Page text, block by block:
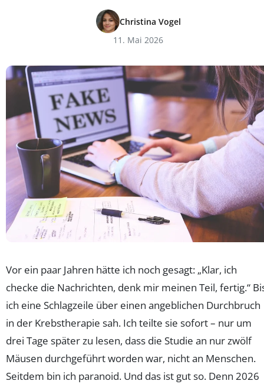
Christina Vogel
11. Mai 2026
Vor ein paar Jahren hätte ich noch gesagt: „Klar, ich
checke die Nachrichten, denk mir meinen Teil, fertig.“
ich eine Schlagzeile über einen angeblichen Durchbruch
in der Krebstherapie sah. Ich teilte sie sofort – nur um
drei Tage später zu lesen, dass die Studie an nur zwölf
Mäusen durchgeführt worden war, nicht an Menschen.
Seitdem bin ich paranoid. Und das ist gut so. Denn 2026